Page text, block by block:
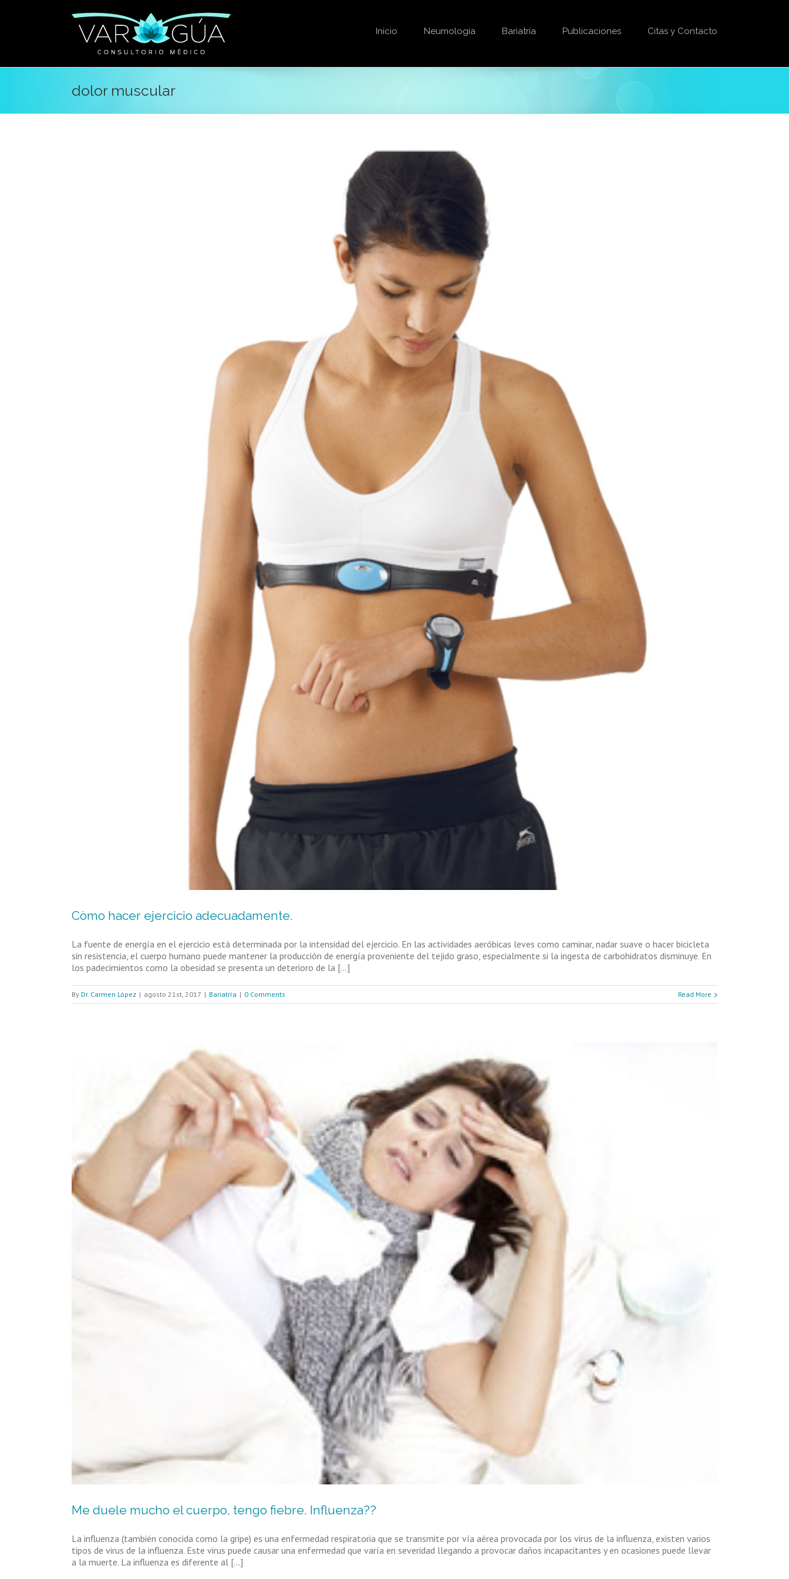
Inicio Neumología Bariatría Publicaciones Citas y Contacto
dolor muscular
Còmo hacer ejercicio adecuadamente.
La fuente de energía en el ejercicio está determinada por la intensidad del ejercicio. En las actividades aeróbicas leves como caminar, nadar suave o hacer bicicleta
sin resistencia, el cuerpo humano puede mantener la producción de energía proveniente del tejido graso, especialmente si la ingesta de carbohidratos disminuye. En
los padecimientos como la obesidad se presenta un deterioro de la [...]
By Dr. Carmen López | agosto 21st, 2017 | Bariatría | 0 Comments Read More
Me duele mucho el cuerpo, tengo fiebre. Influenza??
La influenza (también conocida como la gripe) es una enfermedad respiratoria que se transmite por vía aérea provocada por los virus de la influenza, existen varios
tipos de virus de la influenza. Este virus puede causar una enfermedad que varía en severidad llegando a provocar daños incapacitantes y en ocasiones puede llevar
a la muerte. La influenza es diferente al [...]